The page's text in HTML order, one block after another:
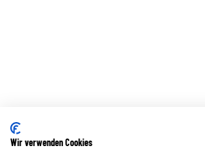
Wir verwenden Cookies